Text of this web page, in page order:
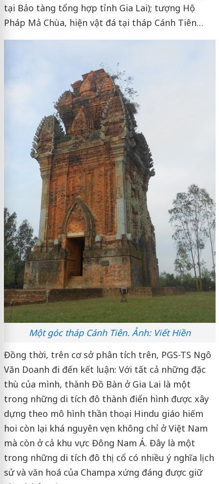
tại Bảo tàng tổng hợp tỉnh Gia Lai); tượng Hộ
Pháp Mả Chùa, hiện vật đá tại tháp Cánh Tiên…
Một góc tháp Cánh Tiên. Ảnh: Viết Hiền
Đồng thời, trên cơ sở phân tích trên, PGS-TS Ngô
Văn Doanh đi đến kết luận: Với tất cả những đặc
thù của mình, thành Đồ Bàn ở Gia Lai là một
trong những di tích đô thành điển hình được xây
dựng theo mô hình thần thoại Hindu giáo hiếm
hoi còn lại khá nguyên vẹn không chỉ ở Việt Nam
mà còn ở cả khu vực Đông Nam Á. Đây là một
trong những di tích đô thị cổ có nhiều ý nghĩa lịch
sử và văn hoá của Champa xứng đáng được giữ